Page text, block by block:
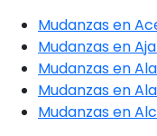
Mudanzas en
Mudanzas en
Mudanzas en
Mudanzas en
Mudanzas en